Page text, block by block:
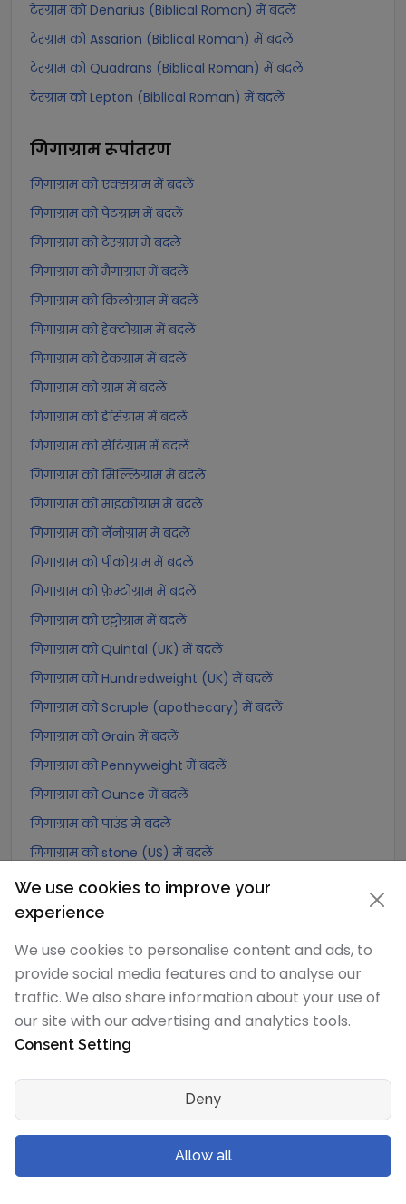
टेरग्राम को Denarius (Biblical Roman) में बदलें
टेरग्राम को Assarion (Biblical Roman) में बदलें
टेरग्राम को Quadrans (Biblical Roman) में बदलें
टेरग्राम को Lepton (Biblical Roman) में बदलें
गिगाग्रामरूपांतरण
गिगाग्राम को एक्सग्राम में बदलें
गिगाग्राम को पेटग्राम में बदलें
गिगाग्राम को टेरग्राम में बदलें
गिगाग्राम को मैगाग्राम में बदलें
गिगाग्राम को किलोग्राम में बदलें
गिगाग्राम को हेक्टोग्राम में बदलें
गिगाग्राम को डेकग्राम में बदलें
गिगाग्राम को ग्राम में बदलें
गिगाग्राम को डेसिग्राम में बदलें
गिगाग्राम को सेंटिग्राम में बदलें
गिगाग्राम को मिल्लिग्राम में बदलें
गिगाग्राम को माइक्रोग्राम में बदलें
गिगाग्राम को नॅनोग्राम में बदलें
गिगाग्राम को पीकोग्राम में बदलें
गिगाग्राम को फ़ेम्टोग्राम में बदलें
गिगाग्राम को एट्टोग्राम में बदलें
गिगाग्राम को Quintal (UK) में बदलें
गिगाग्राम को Hundredweight (UK) में बदलें
गिगाग्राम को Scruple (apothecary) में बदलें
गिगाग्राम को Grain में बदलें
गिगाग्राम को Pennyweight में बदलें
गिगाग्राम को Ounce में बदलें
गिगाग्राम को पाउंड में बदलें
गिगाग्राम को stone (US) में बदलें
गिगाग्राम को quarter में बदलें
गिगाग्राम को Slug में बदलें
गिगाग्राम को Kilopound (kip) में बदलें
गिगाग्राम को टन (Long टन) में बदलें
गिगाग्राम को US टन (Short टन) में बदलें
गिगाग्राम को Tonne (Metric टन) में बदलें
गिगाग्राम को Quintal (metric) में बदलें
गिगाग्राम को Hundredweight (metric) में बदलें
गिगाग्राम को Atomic mass unit में बदलें
We use cookies to improve your
experience
We use cookies to personalise content and ads, to
provide social media features and to analyse our
traffic. We also share information about your use of
our site with our advertising and analytics tools.
Consent Setting
Deny
Allow all